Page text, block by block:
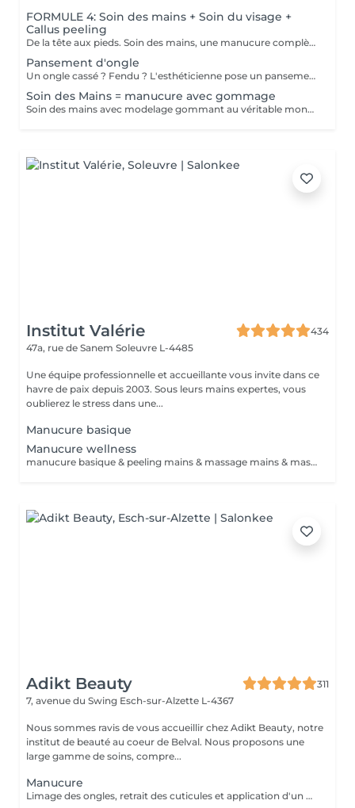
FORMULE 4: Soin des mains + Soin du visage +
Callus peeling
De la tête aux pieds. Soin des mains, une manucure complète avec trempage, limage, travail des cuticules ainsi que gommage Soin du visage Bora Bora ( gommage et massage à l'huile de coco) Callus peeling, Patch à base d'acide glycolique qui permettent le retrait des callosités au niveau des pieds Pour plus de précision, n'hésitez pas whatsapp, SMS ou appel au 661 555 858
Pansement d'ongle
Un ongle cassé ? Fendu ? L'esthéticienne pose un pansement pour "rassembler" l'ongle le temps qu'il grandisse afin qu'il ne se casse pas davantage. Cette prestation n'est pas médical et ne peut pas se réaliser si on voit trop la chair en dessous ou du sang.
Soin des Mains = manucure avec gommage
Soin des mains avec modelage gommant au véritable monoï de Tahiti comprenant coupage, limage des ongles et travail des cuticules (manucure).
Institut Valérie
434
47a, rue de Sanem Soleuvre L-4485
Une équipe professionnelle et accueillante vous invite dans ce
havre de paix depuis 2003. Sous leurs mains expertes, vous
oublierez le stress dans une...
Manucure basique
Manucure wellness
manucure basique & peeling mains & massage mains & masque cocon (chauffant) durée 60min
Adikt Beauty
311
7, avenue du Swing Esch-sur-Alzette L-4367
Nous sommes ravis de vous accueillir chez Adikt Beauty, notre
institut de beauté au coeur de Belval. Nous proposons une
large gamme de soins, compre...
Manucure
Limage des ongles, retrait des cuticules et application d'un vernis protecteur si besoin.